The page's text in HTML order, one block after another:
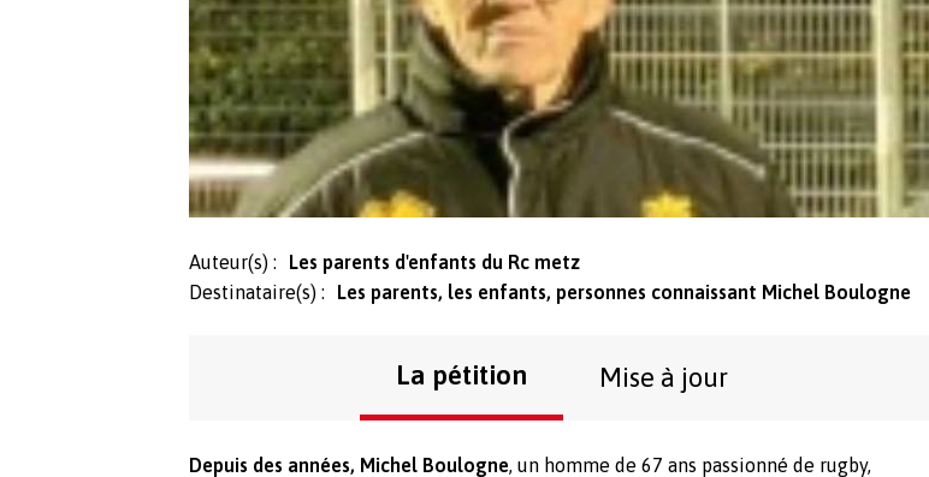
Auteur(s) :
Les parents d'enfants du Rc metz
Destinataire(s) :
Les parents, les enfants, personnes connaissant Michel Boulogne
La pétition Mise à jour
Depuis des années, Michel Boulogne, un homme de 67 ans passionné de rugby,